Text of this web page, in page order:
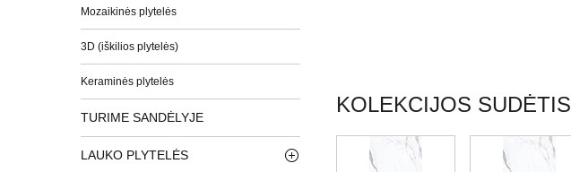
Mozaikinės plytelės
3D (iškilios plytelės)
Keraminės plytelės
TURIME SANDĖLYJE
LAUKO PLYTELĖS
KOLEKCIJOS SUDĖTIS